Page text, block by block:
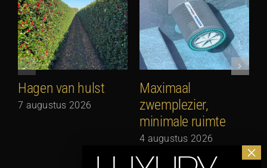
Hagen van hulst
7 augustus 2026
Maximaal
zwemplezier,
minimale ruimte
4 augustus 2026